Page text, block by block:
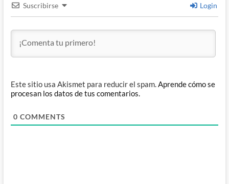
Suscribirse Login
Este sitio usa Akismet para reducir el spam.Aprende cómo se
procesan los datos de tus comentarios.
0 COMMENTS